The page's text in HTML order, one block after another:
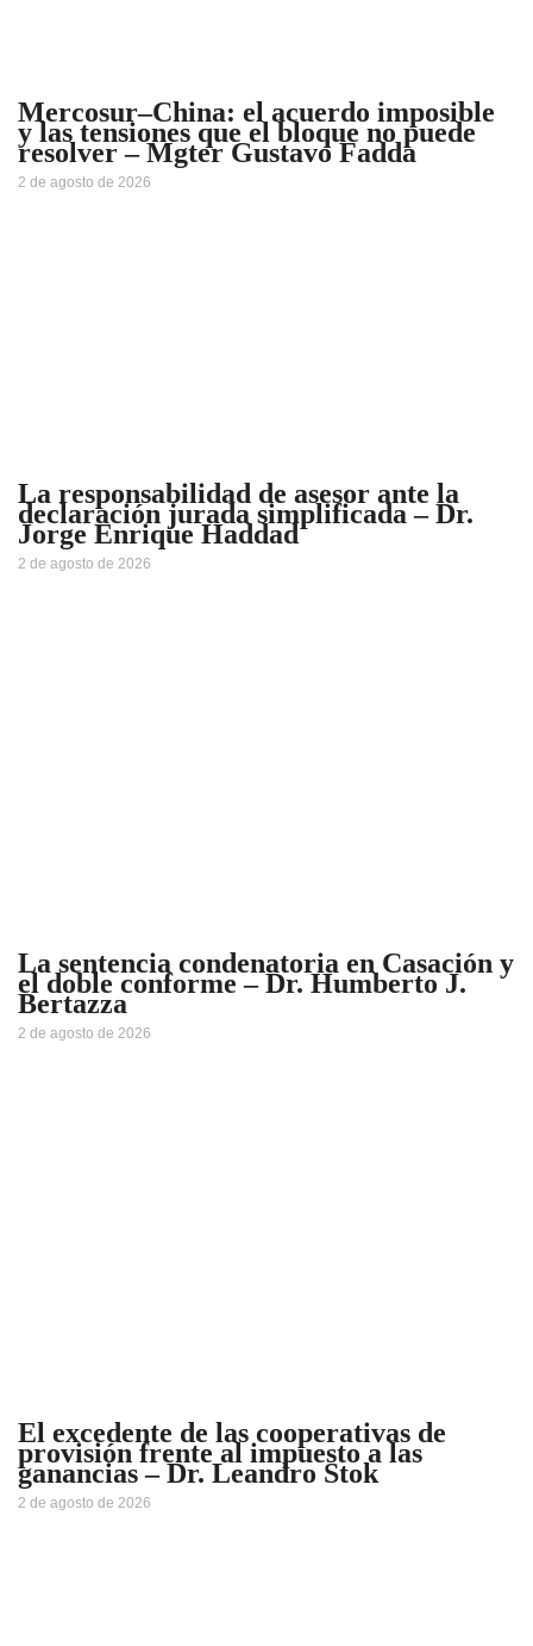
Mercosur–China: el acuerdo imposible
y las tensiones que el bloque no puede
resolver – Mgter Gustavo Fadda
2 de agosto de 2026
La responsabilidad de asesor ante la
declaración jurada simplificada – Dr.
Jorge Enrique Haddad
2 de agosto de 2026
La sentencia condenatoria en Casación y
el doble conforme – Dr. Humberto J.
Bertazza
2 de agosto de 2026
El excedente de las cooperativas de
provisión frente al impuesto a las
ganancias – Dr. Leandro Stok
2 de agosto de 2026